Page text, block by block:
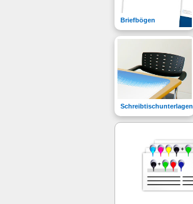
Briefbögen
Schreibtischunterlagen